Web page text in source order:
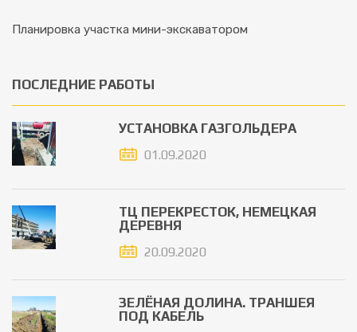
Планировка участка мини-экскаватором
ПОСЛЕДНИЕ РАБОТЫ
УСТАНОВКА ГАЗГОЛЬДЕРА
01.09.2020
ТЦ ПЕРЕКРЕСТОК, НЕМЕЦКАЯ
ДЕРЕВНЯ
20.09.2020
ЗЕЛЁНАЯ ДОЛИНА. ТРАНШЕЯ
ПОД КАБЕЛЬ